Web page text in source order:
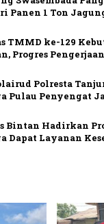
Panen 1 Ton
TMMD ke-129
Progres
Polresta
Pulau Penyengat
Bintan Hadirkan
Dapat Layanan